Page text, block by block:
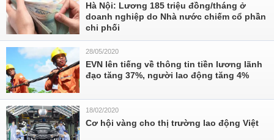
Hà Nội: Lương 185 triệu đồng/tháng ở
doanh nghiệp do Nhà nước chiếm cổ phần
chi phối
28/05/2020
EVN lên tiếng về thông tin tiền lương lãnh
đạo tăng 37%, người lao động tăng 4%
18/02/2020
Cơ hội vàng cho thị trường lao động Việt